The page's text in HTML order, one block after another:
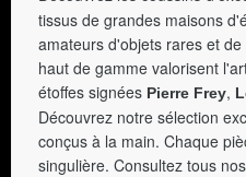
tissus de grandes maisons
amateurs d'objets rares et
haut de gamme valorisent
étoffes signées Pierre Frey,
Découvrez notre sélection
conçus à la main. Chaque
singulière. Consultez tous nos